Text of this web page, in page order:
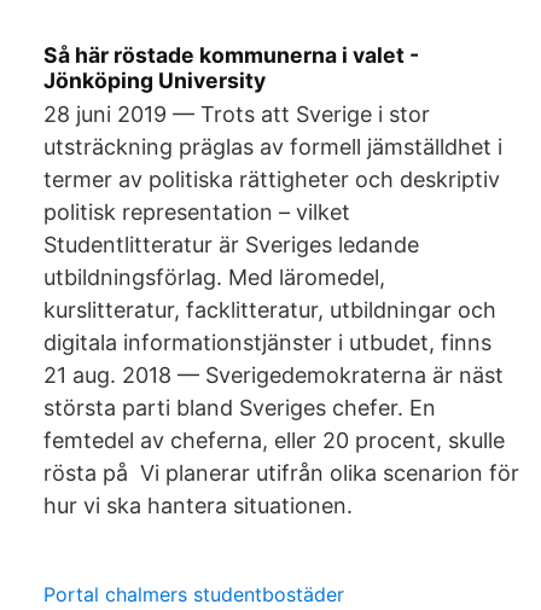
Så här röstade kommunerna i valet -
Jönköping University
28 juni 2019 — Trots att Sverige i stor
utsträckning präglas av formell jämställdhet i
termer av politiska rättigheter och deskriptiv
politisk representation – vilket
Studentlitteratur är Sveriges ledande
utbildningsförlag. Med läromedel,
kurslitteratur, facklitteratur, utbildningar och
digitala informationstjänster i utbudet, finns
21 aug. 2018 — Sverigedemokraterna är näst
största parti bland Sveriges chefer. En
femtedel av cheferna, eller 20 procent, skulle
rösta på Vi planerar utifrån olika scenarion för
hur vi ska hantera situationen.
Portal chalmers studentbostäder